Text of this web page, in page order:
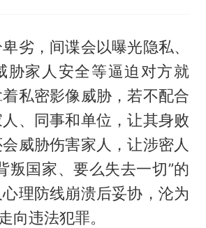
劣，间谍会以曝光隐私、
胁家人安全等逼迫对方就
私密影像威胁，若不配合
、同事和单位，让其身败
威胁伤害家人，让涉密人
叛国家、要么失去一切”的
理防线崩溃后妥协，沦为
向违法犯罪。